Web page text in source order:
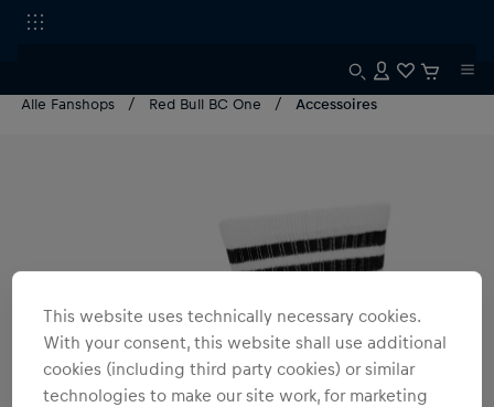
Alle Fanshops Red Bull BC One Accessoires
This website uses technically necessary cookies.
With your consent, this website shall use additional
cookies (including third party cookies) or similar
technologies to make our site work, for marketing